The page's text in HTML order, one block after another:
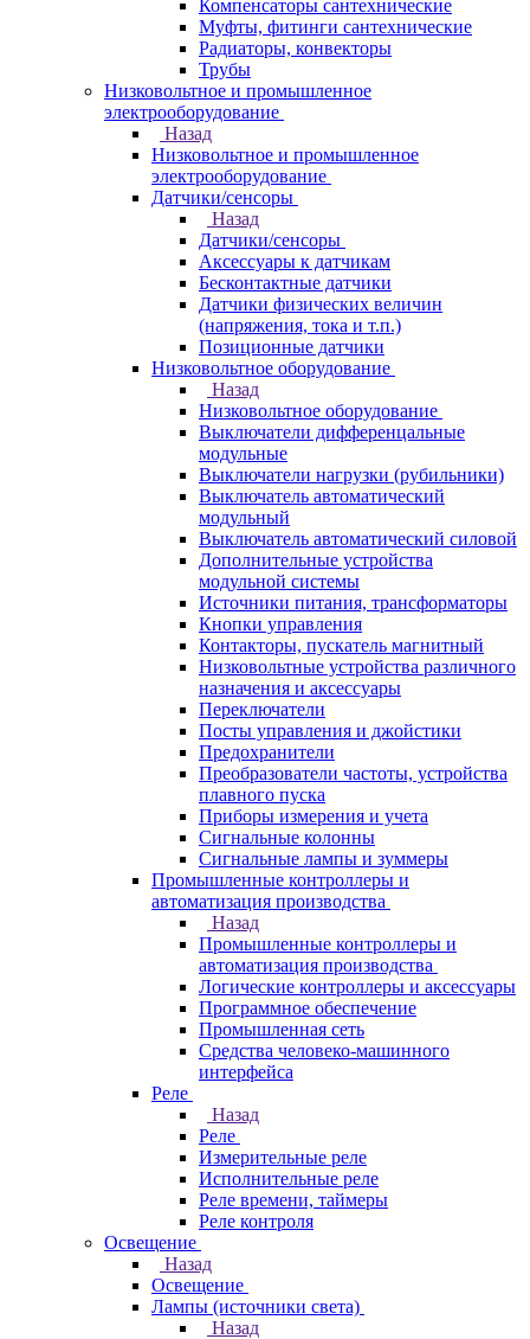
Компенсаторы сантехнические
Муфты, фитинги сантехнические
Радиаторы, конвекторы
Трубы
Низковольтное и промышленное
электрооборудование
Назад
Низковольтное и промышленное
электрооборудование
Датчики/сенсоры
Назад
Датчики/сенсоры
Аксессуары к датчикам
Бесконтактные датчики
Датчики физических величин
(напряжения, тока и т.п.)
Позиционные датчики
Низковольтное оборудование
Назад
Низковольтное оборудование
Выключатели дифференцальные
модульные
Выключатели нагрузки (рубильники)
Выключатель автоматический
модульный
Выключатель автоматический силовой
Дополнительные устройства
модульной системы
Источники питания, трансформаторы
Кнопки управления
Контакторы, пускатель магнитный
Низковольтные устройства различного
назначения и аксессуары
Переключатели
Посты управления и джойстики
Предохранители
Преобразователи частоты, устройства
плавного пуска
Приборы измерения и учета
Сигнальные колонны
Сигнальные лампы и зуммеры
Промышленные контроллеры и
автоматизация производства
Назад
Промышленные контроллеры и
автоматизация производства
Логические контроллеры и аксессуары
Программное обеспечение
Промышленная сеть
Средства человеко-машинного
интерфейса
Реле
Назад
Реле
Измерительные реле
Исполнительные реле
Реле времени, таймеры
Реле контроля
Освещение
Назад
Освещение
Лампы (источники света)
Назад